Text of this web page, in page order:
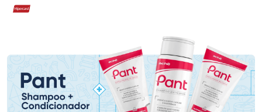
Hipercard
Promoção em Destaque